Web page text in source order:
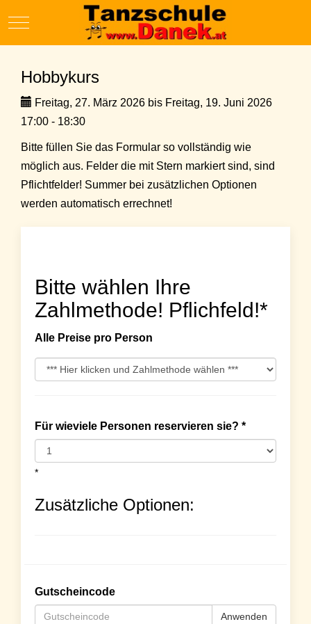
Mobile Menu Toggle
Hobbykurs
Freitag, 27. März 2026 bis Freitag, 19. Juni 2026
17:00 - 18:30
Bitte füllen Sie das Formular so vollständig wie
möglich aus. Felder die mit Stern markiert sind, sind
Pflichtfelder! Summer bei zusätzlichen Optionen
werden automatisch errechnet!
Bitte wählen Ihre
Zahlmethode! Pflichfeld!*
Alle Preise pro Person
Für wieviele Personen reservieren sie? *
*
Zusätzliche Optionen:
Gutscheincode
Anwenden